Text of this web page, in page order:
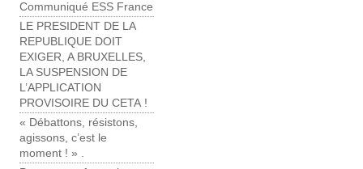
Communiqué ESS France
LE PRESIDENT DE LA
REPUBLIQUE DOIT
EXIGER, A BRUXELLES,
LA SUSPENSION DE
L’APPLICATION
PROVISOIRE DU CETA !
« Débattons, résistons,
agissons, c’est le
moment ! » .